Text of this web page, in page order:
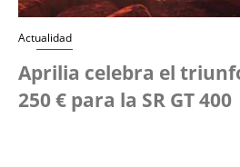
Actualidad
Aprilia celebra el
250 € para la SR GT 400